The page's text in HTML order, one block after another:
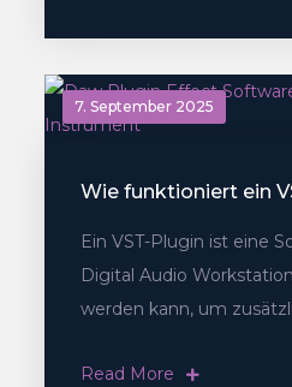
7. September 2025
Wie funktioniert ein
Ein VST-Plugin ist eine
Digital Audio
werden kann, um
Read More